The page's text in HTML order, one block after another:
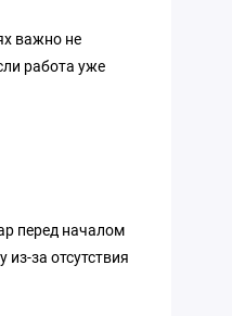
важно не
работа уже
перед началом
за отсутствия